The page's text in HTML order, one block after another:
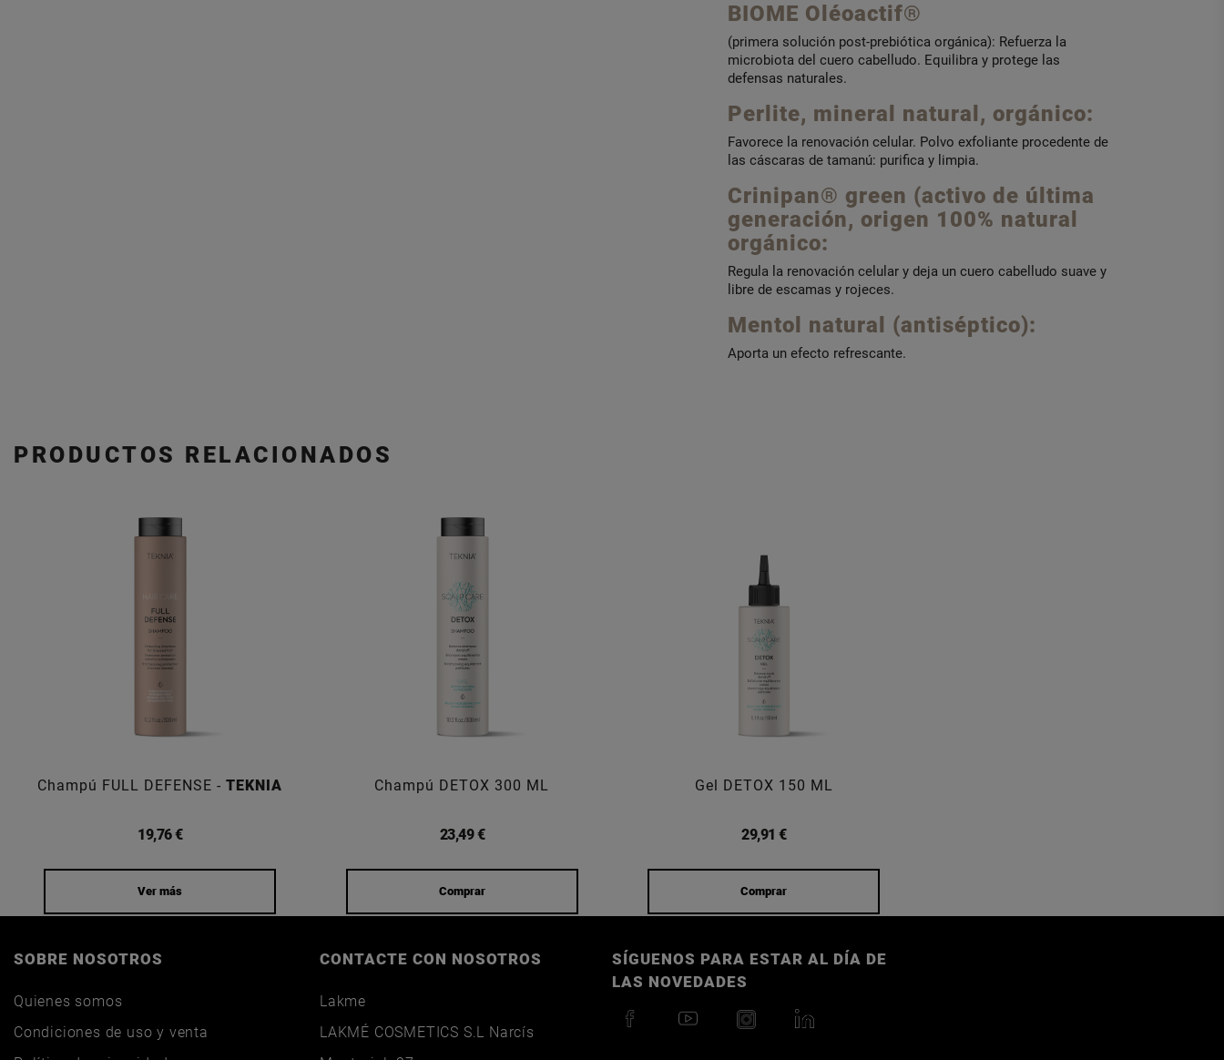
BIOME Oléoactif®
(primera solución post-prebiótica orgánica): Refuerza la
microbiota del cuero cabelludo. Equilibra y protege las
defensas naturales.
Perlite, mineral natural, orgánico:
Favorece la renovación celular. Polvo exfoliante procedente de
las cáscaras de tamanú: purifica y limpia.
Crinipan® green (activo de última
generación, origen 100% natural
orgánico:
Regula la renovación celular y deja un cuero cabelludo suave y
libre de escamas y rojeces.
Mentol natural (antiséptico):
Aporta un efecto refrescante.
PRODUCTOS RELACIONADOS
Champú FULL DEFENSE -TEKNIA
19,76 €
Ver más
Champú DETOX 300 ML
23,49 €
Comprar
Gel DETOX 150 ML
29,91 €
Comprar
SOBRE NOSOTROS
Quienes somos
Condiciones de uso y venta
CONTACTE CON NOSOTROS
Lakme
LAKMÉ COSMETICS S.L Narcís
SÍGUENOS PARA ESTAR AL DÍA DE
LAS NOVEDADES